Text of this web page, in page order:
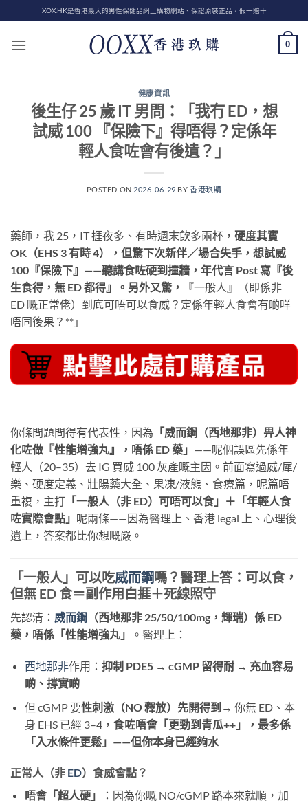
to
content
XOX.HK是香港最大的男性保健品網上購物網站、保證原裝正品，假一賠十
0
健康資訊
後生仔 25 歲 IT 男問：「我冇 ED，想
試威 100 『保險下』得唔得？定係年
輕人食咗會有後遺？」
POSTED ON 2026-06-29 BY香港玖購
藥師，我 25，IT 捱夜多、有時週末飲多兩杯， 硬度其實
OK（EHS 3 有時 4），但驚下次新伴／場合失手，想試威
100『保險下』——聽講食咗硬到撞牆，年代言 Post 寫『後
生食得，無 ED 都得』。另外又驚，
『一般人』（即係非
ED 嘅正常佬）到底可唔可以食威？定係年輕人食會有啲咩
唔同後果？**」
你條問題問得有代表性，因為 「威而鋼（西地那非）畀人神
化咗做『性能增強丸』，唔係 ED 藥」 ——呢個誤區先係年
輕人（20–35）去 IG 買威 100 灰產嘅主因。前面寫過威/犀/
樂、硬度定義、壯陽藥大全、果凍/液態、食療篇，呢篇唔
重複，主打 「一般人（非 ED）可唔可以食」＋「年輕人食
咗實際會點」 呢兩條——因為醫理上、香港 legal 上、心理後
遺上，答案都比你想嘅嚴。
「一般人」可以吃威而鋼嗎？醫理上答：可以食，
但無 ED 食＝副作用白捱＋死線照守
先認清： 威而鋼
（西地那非 25/50/100mg，輝瑞）係 ED
藥，唔係「性能增強丸」
。醫理上：
西地那非作用： 抑制 PDE5 → cGMP 留得耐 → 充血容易
啲、撐實啲
但 cGMP 要性刺激（NO 釋放）先開得到 → 你無 ED、本
身 EHS 已經 3–4， 食咗唔會「更勁到青瓜++」，最多係
「入水條件更鬆」——但你本身已經夠水
正常人（非 ED）食威會點？
唔會「超人硬」
：因為你嘅 NO/cGMP 路本來就順，加